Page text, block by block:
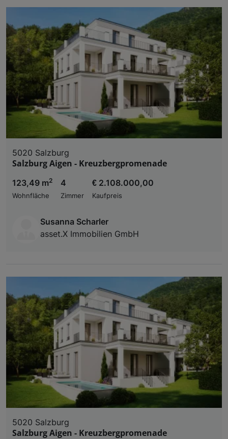
5020 Salzburg
Salzburg Aigen - Kreuzbergpromenade
123,49 m2
Wohnfläche
4
Zimmer
€ 2.108.000,00
Kaufpreis
Susanna Scharler
asset.X Immobilien GmbH
5020 Salzburg
Salzburg Aigen - Kreuzbergpromenade